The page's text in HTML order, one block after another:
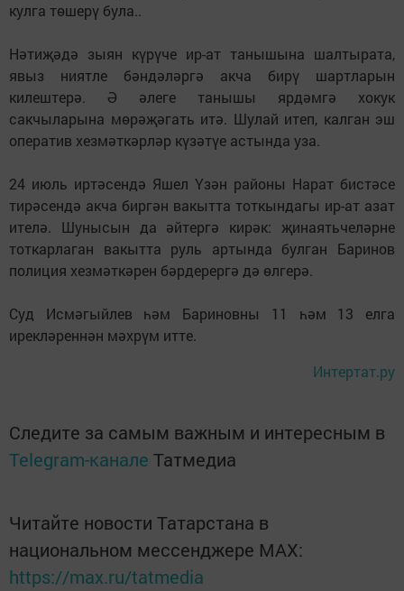
кулга төшерү була..
Нәтиҗәдә зыян күрүче ир-ат танышына шалтырата,
явыз ниятле бәндәләргә акча бирү шартларын
килештерә. Ә әлеге танышы ярдәмгә хокук
сакчыларына мөрәҗәгать итә. Шулай итеп, калган эш
оператив хезмәткәрләр күзәтүе астында уза.
24 июль иртәсендә Яшел Үзән районы Нарат бистәсе
тирәсендә акча биргән вакытта тоткындагы ир-ат азат
ителә. Шунысын да әйтергә кирәк: җинаятьчеләрне
тоткарлаган вакытта руль артында булган Баринов
полиция хезмәткәрен бәрдерергә дә өлгерә.
Суд Исмәгыйлев һәм Бариновны 11 һәм 13 елга
ирекләреннән мәхрүм итте.
Интертат.ру
Следите за самым важным и интересным в
Telegram-канале Татмедиа
Читайте новости Татарстана в
национальном мессенджере MАХ:
https://max.ru/tatmedia